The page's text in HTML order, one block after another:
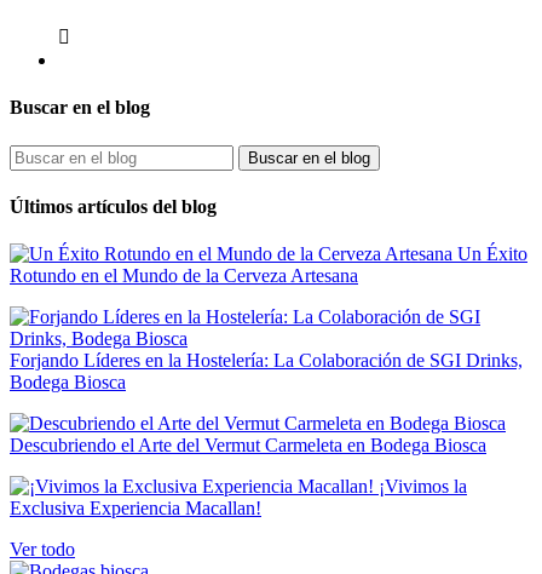

PRODUCTOR
Supasawa C.o. 1
Precio
€
€
1 litro 1
70 cl 1
PAIS
Belgica 1
Reino Unido
Novedades
Novedades
Buscar en el blog
Buscar en el blog
Últimos artículos del blog
Un Éxito
Rotundo en el Mundo de la Cerveza Artesana
Forjando Líderes en la Hostelería: La Colaboración de SGI Drinks,
Bodega Biosca
Descubriendo el Arte del Vermut Carmeleta en Bodega Biosca
¡Vivimos la
Exclusiva Experiencia Macallan!
Ver todo